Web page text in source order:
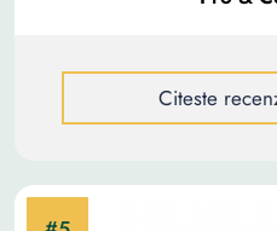
Citeste